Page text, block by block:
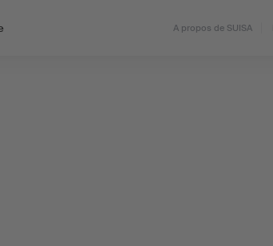
A propos de SUISA